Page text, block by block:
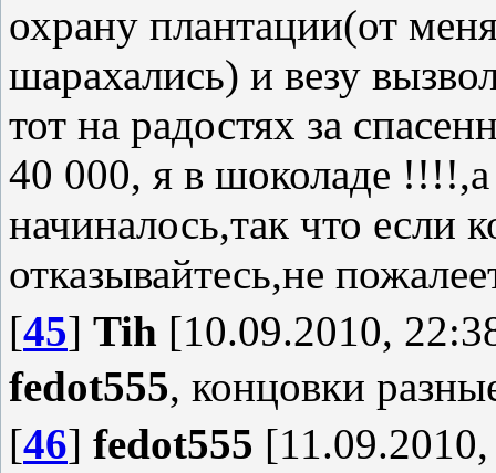
охрану плантации(от
шарахались) и везу
тот на радостях за
40 000, я в шоколаде !!!!,а
начиналось,так что если
отказывайтесь,не
[45] Tih [10.09.2010,
fedot555, концовки
[46] fedot555